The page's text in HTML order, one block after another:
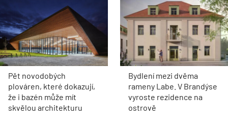
Pět novodobých
plováren, které dokazují,
že i bazén může mít
skvělou architekturu
Bydlení mezi dvěma
rameny Labe. V Brandýse
vyroste rezidence na
ostrově